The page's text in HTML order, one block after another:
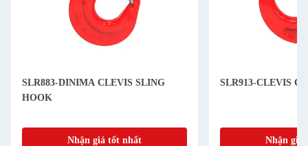
SLR883-DINIMA CLEVIS SLING
HOOK
Nhận giá tốt nhất
SLR913-CLEVIS C
Nhận giá